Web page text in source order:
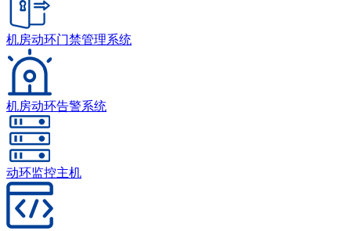
机房动环门禁管理系统
机房动环告警系统
动环监控主机